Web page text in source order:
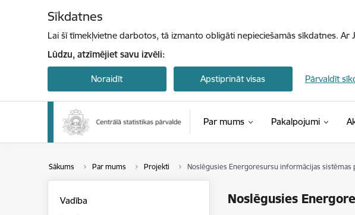
Sīkdatnes
Lai šī tīmekļvietne darbotos, tā izmanto obligāti nepieciešamās sīkdatnes.
Lūdzu, atzīmējiet savu izvēli:
Noraidīt Apstiprināt visas Pārvaldīt
Par mums Pakalpojumi
Sākums Par mums Projekti Noslēgusies Energoresursu informācijas sistēmas
Noslēgusies
Vadība